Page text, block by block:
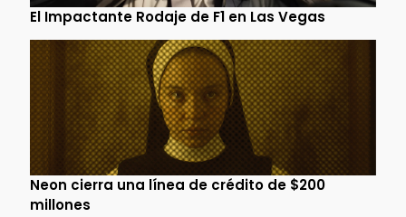
El Impactante Rodaje de F1 en Las Vegas
Neon cierra una línea de crédito de $200
millones